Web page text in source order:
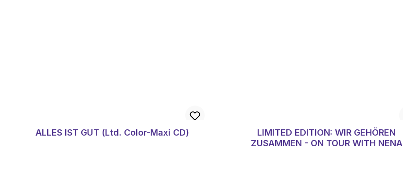
ALLES IST GUT (Ltd. Color-Maxi CD)
LIMITED EDITION: WIR GEHÖREN
ZUSAMMEN - ON TOUR WITH NENA